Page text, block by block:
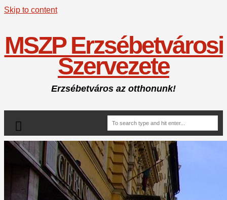
Skip to content
MSZP Erzsébetvárosi
Szervezete
Erzsébetváros az otthonunk!